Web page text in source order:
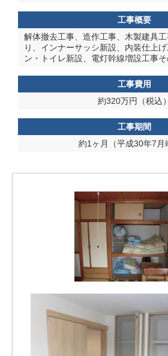
工事概要
解体撤去工事、造作工事、木製建具
り、インナーサッシ新設、内装仕上
ン・トイレ新設、電灯幹線増設工事
工事費用
約320万円（税込）
工事期間
約1ヶ月（平成30年7月